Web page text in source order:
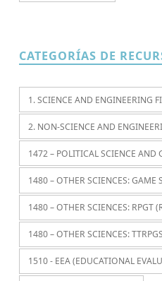
CATEGORÍAS DE
1. SCIENCE AND ENGINEERING
2. NON-SCIENCE AND
1472 – POLITICAL SCIENCE AND
1480 – OTHER SCIENCES: GAME
1480 – OTHER SCIENCES: RPGT
1480 – OTHER SCIENCES: TTRPGS
1510 - EEA (EDUCATIONAL